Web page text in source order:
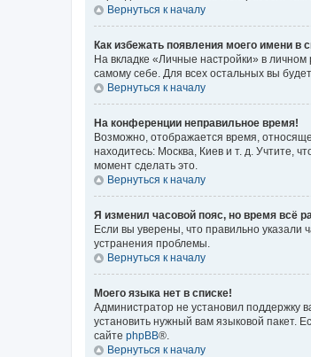
Вернуться к началу
Как избежать появления моего имени в
На вкладке «Личные настройки» в
самому себе. Для всех остальных вы
Вернуться к началу
На конференции неправильное время!
Возможно, отображается время,
находитесь: Москва, Киев и т. д. Учтите,
момент сделать это.
Вернуться к началу
Я изменил часовой пояс, но время всё
Если вы уверены, что правильно указали
устранения проблемы.
Вернуться к началу
Моего языка нет в списке!
Администратор не установил поддержку
установить нужный вам языковой пакет.
сайте phpBB®.
Вернуться к началу